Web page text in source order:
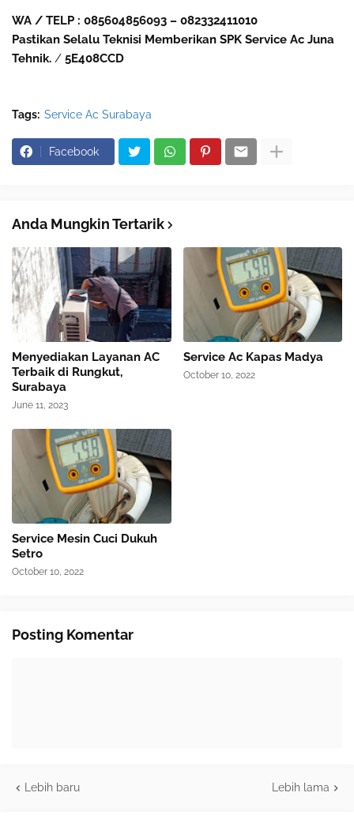
WA / TELP : 085604856093 – 082332411010
Pastikan Selalu Teknisi Memberikan SPK Service Ac Juna
Tehnik. / 5E408CCD
Tags: Service Ac Surabaya
Facebook
Anda Mungkin Tertarik
Menyediakan Layanan AC
Terbaik di Rungkut,
Surabaya
June 11, 2023
Service Ac Kapas Madya
October 10, 2022
Service Mesin Cuci Dukuh
Setro
October 10, 2022
Posting Komentar
Lebih baru Lebih lama